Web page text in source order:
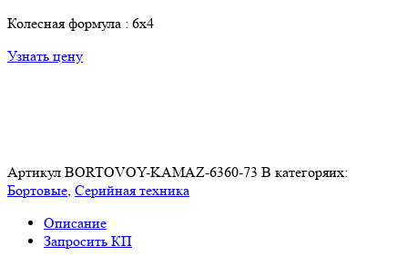
Колесная формула : 6х4
Узнать цену
Артикул BORTOVOY-KAMAZ-6360-73 В категоряих:
Бортовые, Серийная техника
Описание
Запросить КП